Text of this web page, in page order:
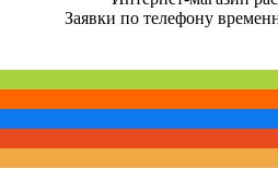
Заявки по телефону